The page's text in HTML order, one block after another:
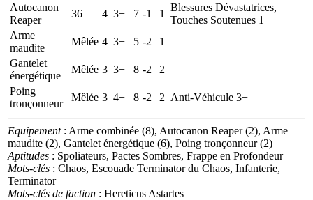
Autocanon
Reaper
36 4 3+ 7 -1 1
Blessures Dévastatrices,
Touches Soutenues 1
Arme
maudite
Mêlée 4 3+ 5 -2
1
Gantelet
énergétique
Mêlée 3 3+ 8 -2
2
Poing
tronçonneur
Mêlée 3 4+ 8 -2 2 Anti-Véhicule 3+
Equipement: Arme combinée (8), Autocanon Reaper (2), Arme
maudite (2), Gantelet énergétique (6), Poing tronçonneur (2)
Aptitudes : Spoliateurs, Pactes Sombres, Frappe en Profondeur
Mots-clés : Chaos, Escouade Terminator du Chaos, Infanterie,
Terminator
Mots-clés de faction : Hereticus Astartes